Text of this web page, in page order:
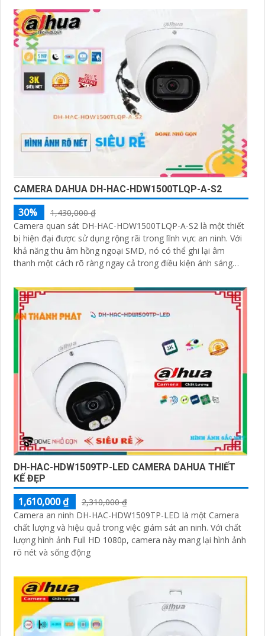
CAMERA DAHUA DH-HAC-HDW1500TLQP-A-S2
30%
1,430,000 ₫
Camera quan sát DH-HAC-HDW1500TLQP-A-S2 là một thiết
bị hiện đại được sử dụng rộng rãi trong lĩnh vực an ninh. Với
khả năng thu âm hồng ngoại SMD, nó có thể ghi lại âm
thanh một cách rõ ràng ngay cả trong điều kiện ánh sáng
DH-HAC-HDW1509TP-LED CAMERA DAHUA THIẾT
KẾ ĐẸP
1,610,000 ₫
2,310,000 ₫
Camera an ninh DH-HAC-HDW1509TP-LED là một Camera
chất lượng và hiệu quả trong việc giám sát an ninh. Với chất
lượng hình ảnh Full HD 1080p, camera này mang lại hình ảnh
rõ nét và sống động